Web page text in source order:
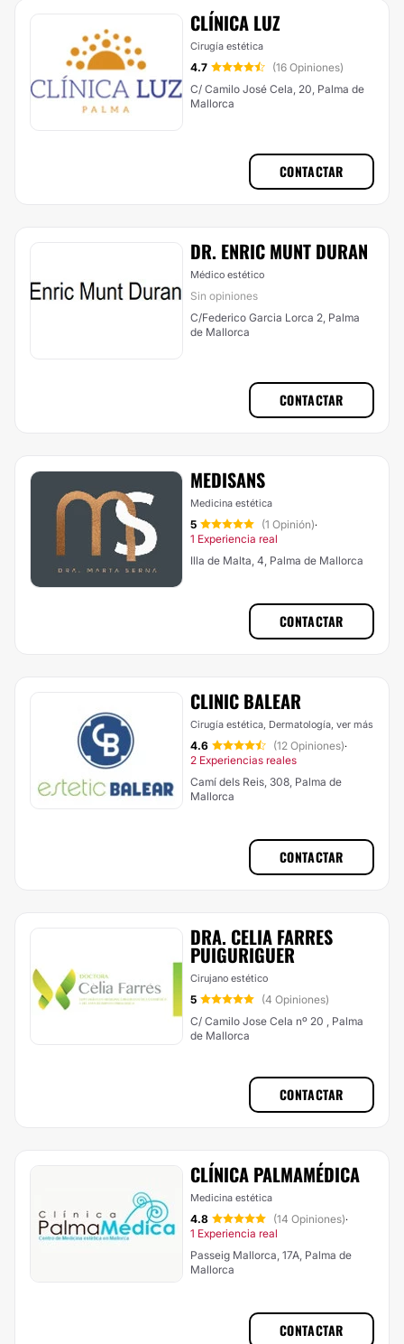
CLÍNICA LUZ
Cirugía estética
4.7
(16 Opiniones)
C/ Camilo José Cela, 20, Palma de
Mallorca
CONTACTAR
DR. ENRIC MUNT DURAN
Médico estético
Sin opiniones
C/Federico Garcia Lorca 2, Palma
de Mallorca
CONTACTAR
MEDISANS
Medicina estética
5 (1 Opinión)·
1 Experiencia real
Illa de Malta, 4, Palma de Mallorca
CONTACTAR
CLINIC BALEAR
Cirugía estética, Dermatología, ver más
4.6 (12 Opiniones)·
2 Experiencias reales
Camí dels Reis, 308, Palma de
Mallorca
CONTACTAR
DRA. CELIA FARRES
PUIGURIGUER
Cirujano estético
5
(4 Opiniones)
C/ Camilo Jose Cela nº 20 , Palma
de Mallorca
CONTACTAR
CLÍNICA PALMAMÉDICA
Medicina estética
4.8 (14 Opiniones)·
1 Experiencia real
Passeig Mallorca, 17A, Palma de
Mallorca
CONTACTAR